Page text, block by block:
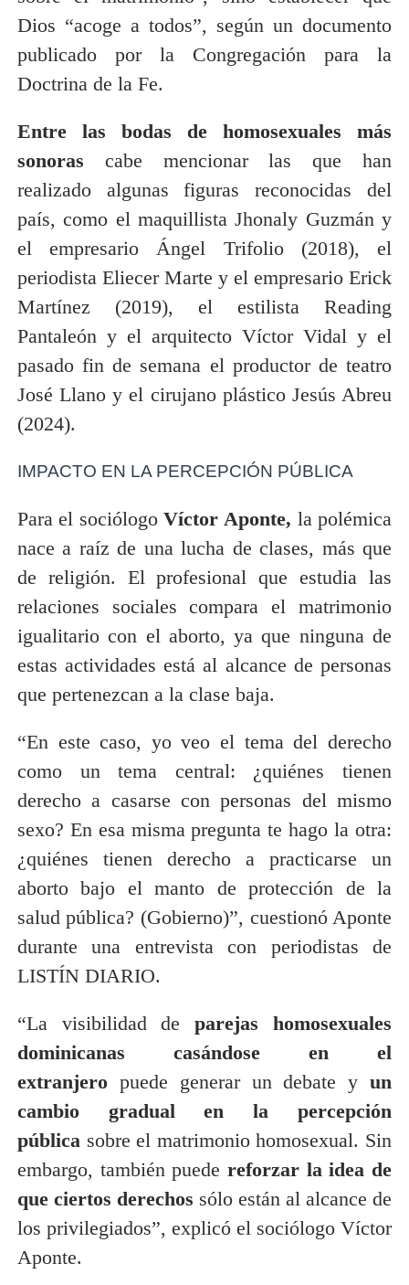
Dios “acoge a todos”, según un documento
publicado por la Congregación para la
Doctrina de la Fe.
Entre las bodas de homosexuales más
sonoras cabe mencionar las que han
realizado algunas figuras reconocidas del
país, como el maquillista Jhonaly Guzmán y
el empresario Ángel Trifolio (2018), el
periodista Eliecer Marte y el empresario Erick
Martínez (2019), el estilista Reading
Pantaleón y el arquitecto Víctor Vidal y el
pasado fin de semana el productor de teatro
José Llano y el cirujano plástico Jesús Abreu
(2024).
IMPACTO EN LA PERCEPCIÓN PÚBLICA
Para el sociólogoVíctor Aponte, la polémica
nace a raíz de una lucha de clases, más que
de religión. El profesional que estudia las
relaciones sociales compara el matrimonio
igualitario con el aborto, ya que ninguna de
estas actividades está al alcance de personas
que pertenezcan a la clase baja.
“En este caso, yo veo el tema del derecho
como un tema central: ¿quiénes tienen
derecho a casarse con personas del mismo
sexo? En esa misma pregunta te hago la otra:
¿quiénes tienen derecho a practicarse un
aborto bajo el manto de protección de la
salud pública? (Gobierno)”, cuestionó Aponte
durante una entrevista con periodistas de
LISTÍN DIARIO.
“La visibilidad deparejas homosexuales
dominicanas casándose en el
extranjero puede generar un debate y un
cambio gradual en la percepción
pública sobre el matrimonio homosexual. Sin
embargo, también puede reforzar la idea de
que ciertos derechos sólo están al alcance de
los privilegiados”, explicó el sociólogo Víctor
Aponte.